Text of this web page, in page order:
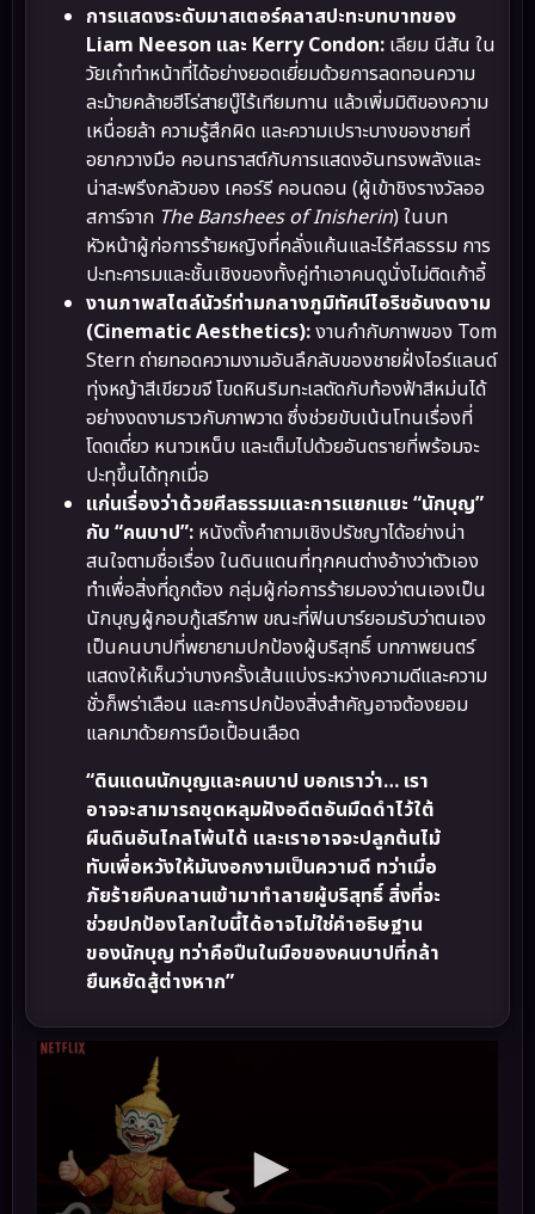
การแสดงระดับมาสเตอร์คลาสปะทะบทบาทของ
Liam Neeson และ Kerry Condon: เลียม นีสัน ใน
วัยเก๋าทำหน้าที่ได้อย่างยอดเยี่ยมด้วยการลดทอนความ
ละม้ายคล้ายฮีโร่สายบู๊ไร้เทียมทาน แล้วเพิ่มมิติของความ
เหนื่อยล้า ความรู้สึกผิด และความเปราะบางของชายที่
อยากวางมือ คอนทราสต์กับการแสดงอันทรงพลังและ
น่าสะพรึงกลัวของ เคอร์รี คอนดอน (ผู้เข้าชิงรางวัลออ
สการ์จาก The Banshees of Inisherin) ในบท
หัวหน้าผู้ก่อการร้ายหญิงที่คลั่งแค้นและไร้ศีลธรรม การ
ปะทะคารมและชั้นเชิงของทั้งคู่ทำเอาคนดูนั่งไม่ติดเก้าอี้
งานภาพสไตล์นัวร์ท่ามกลางภูมิทัศน์ไอริชอันงดงาม
(Cinematic Aesthetics):งานกำกับภาพของ Tom
Stern ถ่ายทอดความงามอันลึกลับของชายฝั่งไอร์แลนด์
ทุ่งหญ้าสีเขียวขจี โขดหินริมทะเลตัดกับท้องฟ้าสีหม่นได้
อย่างงดงามราวกับภาพวาด ซึ่งช่วยขับเน้นโทนเรื่องที่
โดดเดี่ยว หนาวเหน็บ และเต็มไปด้วยอันตรายที่พร้อมจะ
ปะทุขึ้นได้ทุกเมื่อ
แก่นเรื่องว่าด้วยศีลธรรมและการแยกแยะ “นักบุญ”
กับ “คนบาป”: หนังตั้งคำถามเชิงปรัชญาได้อย่างน่า
สนใจตามชื่อเรื่อง ในดินแดนที่ทุกคนต่างอ้างว่าตัวเอง
ทำเพื่อสิ่งที่ถูกต้อง กลุ่มผู้ก่อการร้ายมองว่าตนเองเป็น
นักบุญผู้กอบกู้เสรีภาพ ขณะที่ฟินบาร์ยอมรับว่าตนเอง
เป็นคนบาปที่พยายามปกป้องผู้บริสุทธิ์ บทภาพยนตร์
แสดงให้เห็นว่าบางครั้งเส้นแบ่งระหว่างความดีและความ
ชั่วก็พร่าเลือน และการปกป้องสิ่งสำคัญอาจต้องยอม
แลกมาด้วยการมือเปื้อนเลือด
“ดินแดนนักบุญและคนบาป บอกเราว่า… เรา
อาจจะสามารถขุดหลุมฝังอดีตอันมืดดำไว้ใต้
ผืนดินอันไกลโพ้นได้ และเราอาจจะปลูกต้นไม้
ทับเพื่อหวังให้มันงอกงามเป็นความดี ทว่าเมื่อ
ภัยร้ายคืบคลานเข้ามาทำลายผู้บริสุทธิ์ สิ่งที่จะ
ช่วยปกป้องโลกใบนี้ได้อาจไม่ใช่คำอธิษฐาน
ของนักบุญ ทว่าคือปืนในมือของคนบาปที่กล้า
ยืนหยัดสู้ต่างหาก”